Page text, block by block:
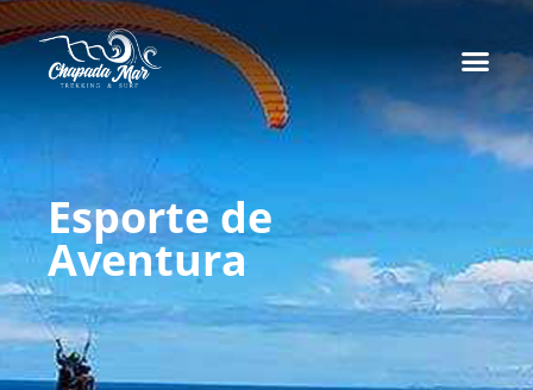
Esporte de
Aventura